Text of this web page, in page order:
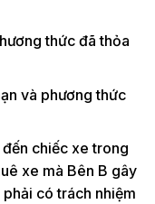
thức đã thỏa
và phương thức
chiếc xe trong
xe mà Bên B gây
có trách nhiệm